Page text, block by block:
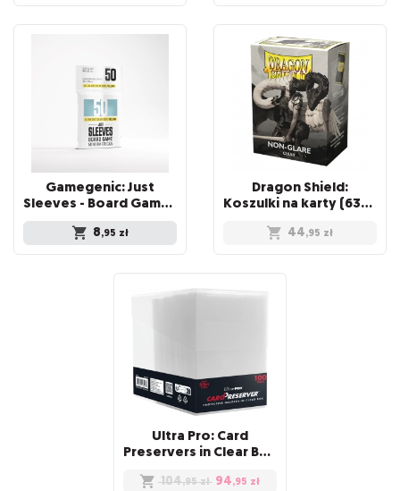
Gamegenic: Just
Sleeves - Board Game Sleeves (44 x 67 mm) 50 sztuk, Clear
8,95 zł
Dragon Shield:
Koszulki na karty (63x88 mm) "Standard Size" Non-Glare, 100 sztuk, Clear
44,95 zł
Ultra Pro: Card
Preservers in Clear Box (100)
104,95 zł 94,95 zł